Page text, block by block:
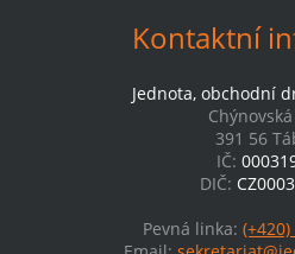
Kontaktní
Jednota, obchodní
391 56
IČ:
DIČ:
Pevná linka: